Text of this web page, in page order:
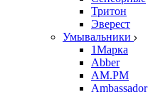
Тритон
Эверест
Умывальники
1Марка
Abber
AM.PM
Ambassador